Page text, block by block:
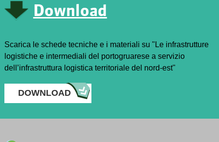
Download
Scarica le schede tecniche e i materiali su "Le infrastrutture
logistiche e intermediali del portogruarese a servizio
dell’infrastruttura logistica territoriale del nord-est"
DOWNLOAD